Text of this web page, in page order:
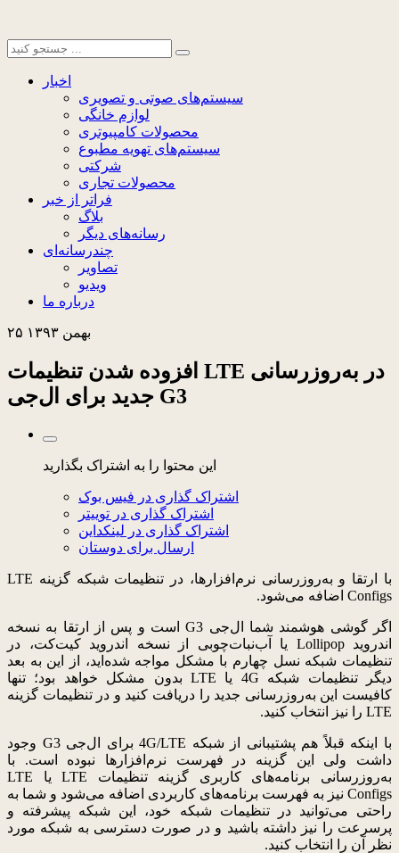
اخبار
سیستم‌های صوتی و تصویری
لوازم خانگی
محصولات کامپیوتری
سیستم‌های تهویه مطبوع
شرکتی
محصولات تجاری
فراتر از خبر
بلاگ
رسانه‌های دیگر
چندرسانه‌ای
تصاویر
ویدیو
درباره ما
۲۵ بهمن ۱۳۹۳
افزوده شدن تنظیمات LTE در به‌روزرسانی
جدید برای ال‌جی G3
این محتوا را به اشتراک بگذارید
اشتراک گذاری در فیس بوک
اشتراک گذاری در توییتر
اشتراک گذاری در لینکداین
ارسال برای دوستان
با ارتقا و به‌روزرسانی نرم‌افزارها، در تنظیمات شبکه گزینه LTE
Configs اضافه می‌شود.
اگر گوشی هوشمند شما ال‌جی G3 است و پس از ارتقا به نسخه
اندروید Lollipop یا آب‌نبات‌چوبی از نسخه اندروید کیت‌کت، در
تنظیمات شبکه نسل چهارم با مشکل مواجه شده‌اید، از این به بعد
دیگر تنظیمات شبکه 4G یا LTE بدون مشکل خواهد بود؛ تنها
کافیست این به‌روزرسانی جدید را دریافت کنید و در تنظیمات گزینه
LTE را نیز انتخاب کنید.
با اینکه قبلاً هم پشتیبانی از شبکه 4G/LTE برای ال‌جی G3 وجود
داشت ولی این گزینه در فهرست نرم‌افزارها نبوده است. با
به‌روزرسانی برنامه‌های کاربری گزینه تنظیمات LTE یا LTE
Configs نیز به فهرست برنامه‌های کاربردی اضافه می‌شود و شما به
راحتی می‌توانید در تنظیمات شبکه خود، این شبکه پیشرفته و
پرسرعت را نیز داشته باشید و در صورت دسترسی به شبکه مورد
نظر آن را انتخاب کنید.